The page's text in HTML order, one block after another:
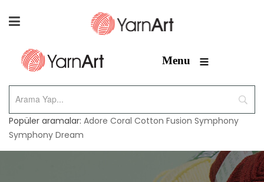
Menu ≡
Popüler aramalar: Adore Coral Cotton Fusion Symphony
Symphony Dream